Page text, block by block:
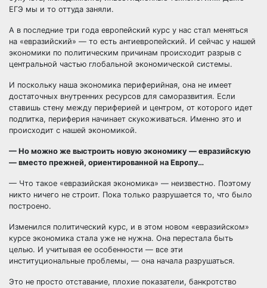
ЕГЭ мы и то оттуда заняли.
А в последние три года европейский курс у нас стал меняться
на «евразийский» — то есть антиевропейский. И сейчас у нашей
экономики по политическим причинам происходит разрыв с
центральной частью глобальной экономической системы.
И поскольку наша экономика периферийная, она не имеет
достаточных внутренних ресурсов для саморазвития. Если
ставишь стену между периферией и центром, от которого идет
подпитка, периферия начинает скукоживаться. Именно это и
происходит с нашей экономикой.
— Но можно же выстроить новую экономику — евразийскую
— вместо прежней, ориентированной на Европу…
— Что такое «евразийская экономика» — неизвестно. Поэтому
никто ничего не строит. Пока только разрушается то, что было
построено.
Изменился политический курс, и в этом новом «евразийском»
курсе экономика стала уже не нужна. Она перестала быть
целью. И учитывая ее особенности — все эти
институциональные проблемы, — она начала разрушаться.
Это не просто отставание, плохие показатели, банкротство